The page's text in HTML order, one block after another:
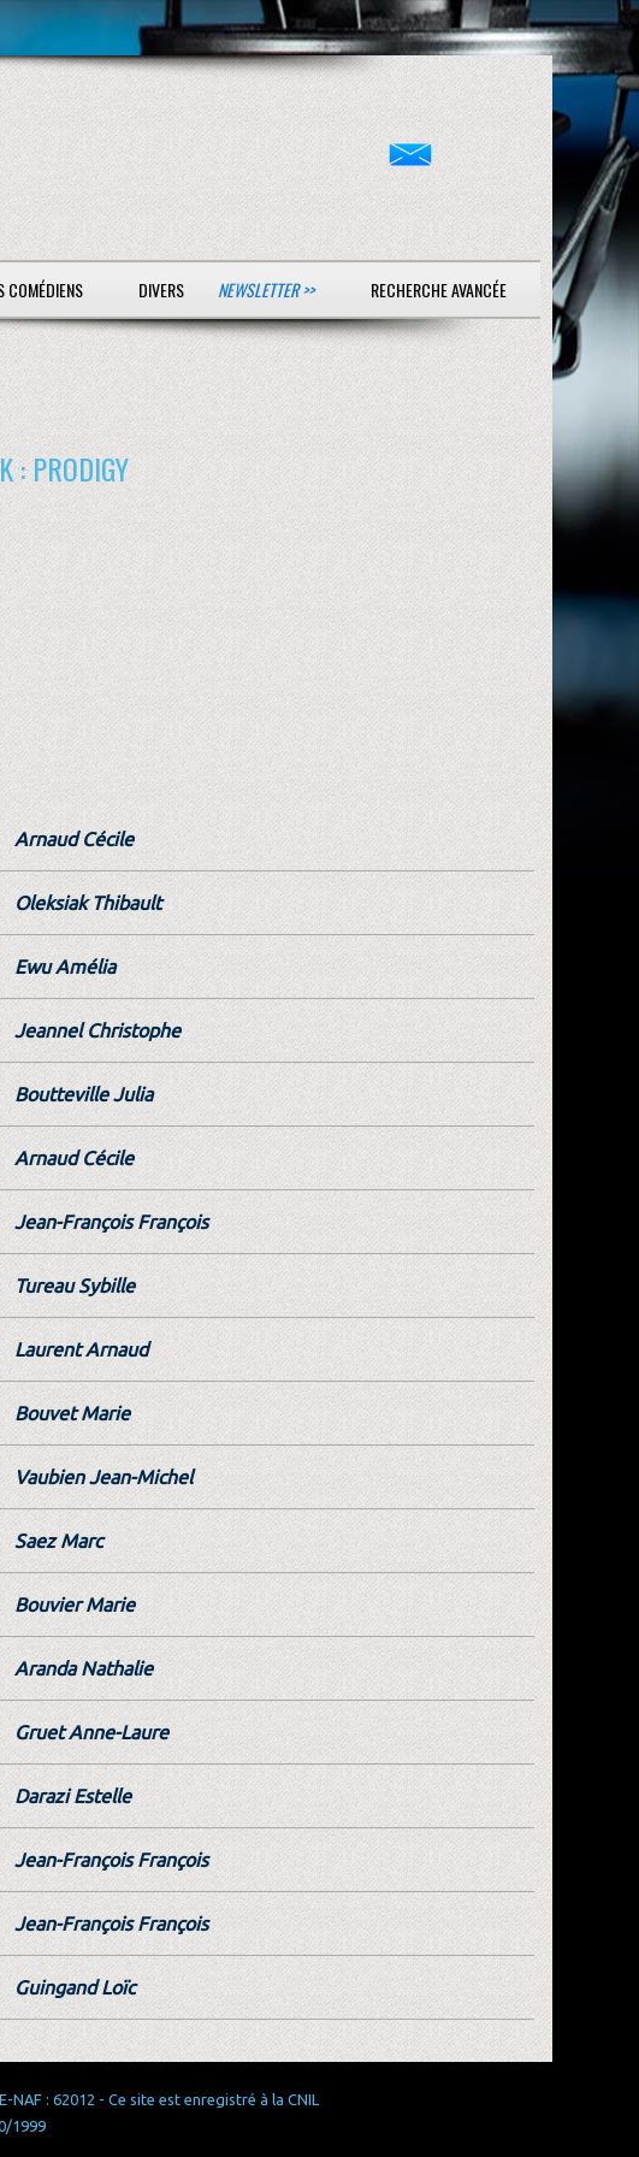
COMÉDIENS DIVERS NEWSLETTER >> RECHERCHE AVANCÉE
: PRODIGY
Arnaud Cécile
Oleksiak Thibault
Ewu Amélia
Jeannel Christophe
Boutteville Julia
Arnaud Cécile
Jean-François François
Tureau Sybille
Laurent Arnaud
Bouvet Marie
Vaubien Jean-Michel
Saez Marc
Bouvier Marie
Aranda Nathalie
Gruet Anne-Laure
Darazi Estelle
Jean-François François
Jean-François François
Guingand Loïc
: 62012 - Ce site est enregistré à la CNIL
1999